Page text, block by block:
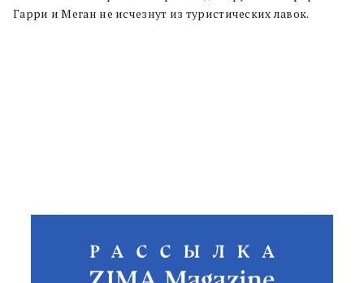
Гарри и Меган не исчезнут из туристических лавок.